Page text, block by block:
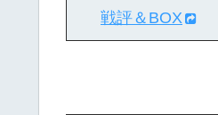
戦評＆BOX